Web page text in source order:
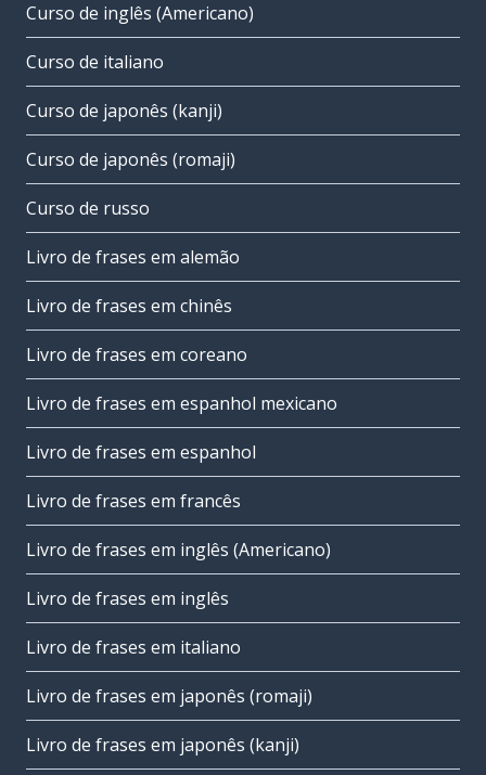
Curso de inglês (Americano)
Curso de italiano
Curso de japonês (kanji)
Curso de japonês (romaji)
Curso de russo
Livro de frases em alemão
Livro de frases em chinês
Livro de frases em coreano
Livro de frases em espanhol mexicano
Livro de frases em espanhol
Livro de frases em francês
Livro de frases em inglês (Americano)
Livro de frases em inglês
Livro de frases em italiano
Livro de frases em japonês (romaji)
Livro de frases em japonês (kanji)